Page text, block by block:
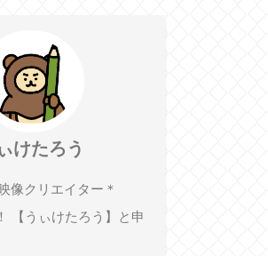
けたろう
像クリエイター＊
【うぃけたろう】と申